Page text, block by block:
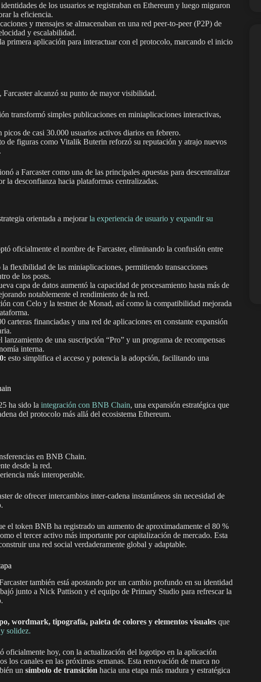
de los usuarios se registraban en Ethereum y luego migraron
la eficiencia.
y mensajes se almacenaban en una red peer-to-peer (P2P) de
y escalabilidad.
primera aplicación para interactuar con el protocolo, marcando el inicio
alcanzó su punto de mayor visibilidad.
transformó simples publicaciones en miniaplicaciones interactivas,
picos de casi 30.000 usuarios activos diarios en febrero.
de figuras como Vitalik Buterin reforzó su reputación y atrajo nuevos
a Farcaster como una de las principales apuestas para descentralizar
la desconfianza hacia plataformas centralizadas.
orientada a mejorarla experiencia de usuario y expandir su
oficialmente el nombre de Farcaster, eliminando la confusión entre
la flexibilidad de las miniaplicaciones, permitiendo transacciones
de los posts.
capa de datos aumentó la capacidad de procesamiento hasta más de
notablemente el rendimiento de la red.
con Celo y la testnet de Monad, así como la compatibilidad mejorada
carteras financiadas y una red de aplicaciones en constante expansión
lanzamiento de una suscripción “Pro” y un programa de recompensas
interna.
esto simplifica el acceso y potencia la adopción, facilitando una
ha sido la integración con BNB Chain, una expansión estratégica que
del protocolo más allá del ecosistema Ethereum.
en BNB Chain.
desde la red.
más interoperable.
de ofrecer intercambios inter-cadena instantáneos sin necesidad de
el token BNB ha registrado un aumento de aproximadamente el 80 %
el tercer activo más importante por capitalización de mercado. Esta
una red social verdaderamente global y adaptable.
también está apostando por un cambio profundo en su identidad
junto a Nick Pattison y el equipo de Primary Studio para refrescar la
wordmark, tipografía, paleta de colores y elementos visuales que
solidez.
oficialmente hoy, con la actualización del logotipo en la aplicación
los canales en las próximas semanas. Esta renovación de marca no
un símbolo de transición hacia una etapa más madura y estratégica